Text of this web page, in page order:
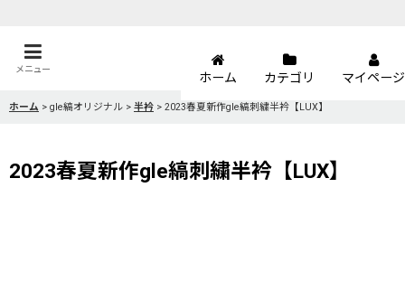
メニュー
ホーム カテゴリ マイページ
ホーム > gle縞オリジナル > 半衿 > 2023春夏新作gle縞刺繍半衿【LUX】
2023春夏新作gle縞刺繍半衿【LUX】